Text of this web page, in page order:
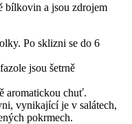
bílkovin a jsou zdrojem
Po sklizni se do 6
jsou šetrně
aromatickou chuť.
vynikající je v salátech,
pokrmech.